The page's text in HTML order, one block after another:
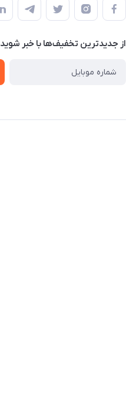
از جدید‌ترین تخفیف‌ها با‌ خبر شوید